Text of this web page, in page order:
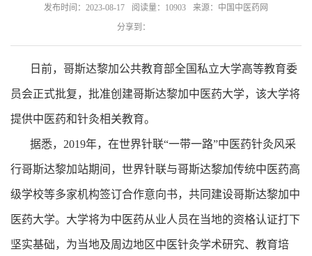
发布时间：2023-08-17 阅读量：10903
来源：中国中医药网
分享到：
日前，哥斯达黎加公共教育部全国私立大学高等教育委
员会正式批复，批准创建哥斯达黎加中医药大学，该大学将
提供中医药和针灸相关教育。
据悉，2019年，在世界针联“一带一路”中医药针灸风采
行哥斯达黎加站期间，世界针联与哥斯达黎加传统中医药高
级学校等多家机构签订合作意向书，共同建设哥斯达黎加中
医药大学。大学将为中医药从业人员在当地的资格认证打下
坚实基础，为当地及周边地区中医针灸学术研究、教育培